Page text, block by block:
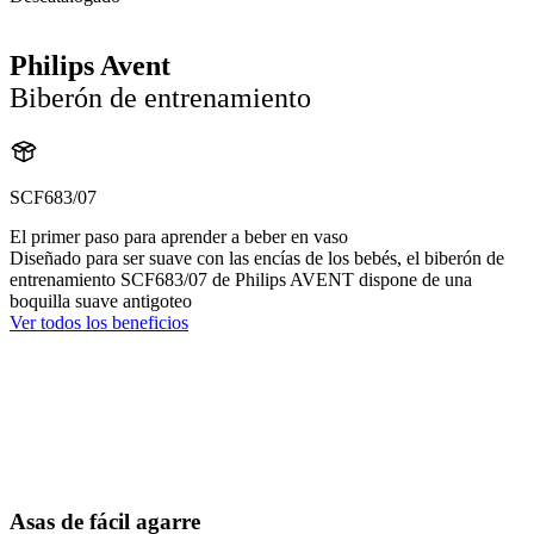
Philips Avent
Biberón de entrenamiento
SCF683/07
El primer paso para aprender a beber en vaso
Diseñado para ser suave con las encías de los bebés, el biberón de
entrenamiento SCF683/07 de Philips AVENT dispone de una
boquilla suave antigoteo
Ver todos los beneficios
Asas de fácil agarre